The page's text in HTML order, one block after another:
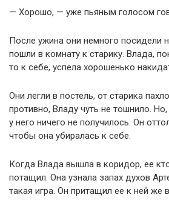
— Хорошо, — уже пьяным голосом
После ужина они немного посидели
пошли в комнату к старику. Влада,
то к себе, успела хорошенько
Они легли в постель, от старика
противно, Владу чуть не тошнило.
у него ничего не получилось. Он
чтобы она убиралась к себе.
Когда Влада вышла в коридор, ее
потащил. Она узнала запах духов
такая игра. Он притащил ее к ней же